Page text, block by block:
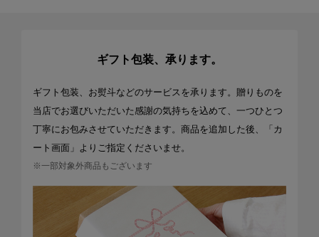
ギフト包装、承ります。
ギフト包装、お熨斗などのサービスを承ります。贈りものを
当店でお選びいただいた感謝の気持ちを込めて、一つひとつ
丁寧にお包みさせていただきます。商品を追加した後、「カ
ート画面」よりご指定くださいませ。
※一部対象外商品もございます